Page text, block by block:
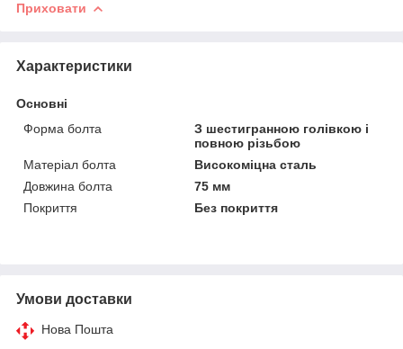
Приховати
Характеристики
Основні
Форма болта
З шестигранною голівкою і
повною різьбою
Матеріал болта
Високоміцна сталь
Довжина болта
75 мм
Покриття
Без покриття
Умови доставки
Нова Пошта